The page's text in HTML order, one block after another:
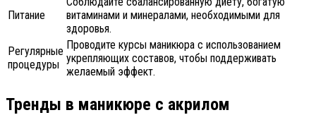
Питание
витаминами и минералами, необходимыми для
здоровья.
Регулярные
процедуры
Проводите курсы маникюра с использованием
укрепляющих составов, чтобы поддерживать
желаемый эффект.
Тренды в маникюре с акрилом